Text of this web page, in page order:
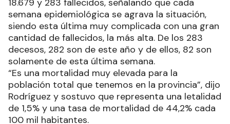
semana epidemiológica se agrava la situación,
siendo esta última muy complicada con una gran
cantidad de fallecidos, la más alta. De los 283
decesos, 282 son de este año y de ellos, 82 son
solamente de esta última semana.
“Es una mortalidad muy elevada para la
población total que tenemos en la provincia”, dijo
Rodríguez y sostuvo que representa una letalidad
de 1,5% y una tasa de mortalidad de 44,2% cada
100 mil habitantes.